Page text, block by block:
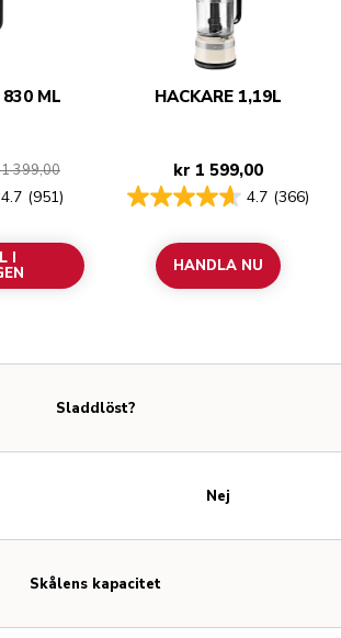
830 ML
399,00
4.7 (951)
I
HACKARE 1,19L
kr 1 599,00
4.7 (366)
HANDLA NU
Sladdlöst?
Skålens kapacitet
Nej